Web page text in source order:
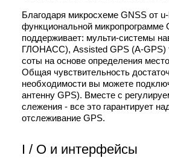
Благодаря микросхеме GNSS от
функциональной микропрограмме
поддерживает: мульти-системы
ГЛОНАСС), Assisted GPS (A-GPS)
соты на основе определения
Общая чувствительность
необходимости вы можете
антенну GPS). Вместе с
слежения - все это гарантирует
отслеживание GPS.
I / O и интерфейсы